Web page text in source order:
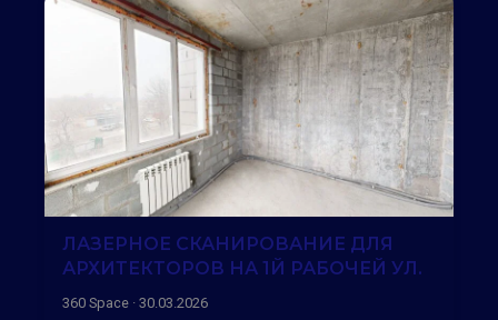
ЛАЗЕРНОЕ СКАНИРОВАНИЕ ДЛЯ
АРХИТЕКТОРОВ НА 1Й РАБОЧЕЙ УЛ.
360 Space · 30.03.2026